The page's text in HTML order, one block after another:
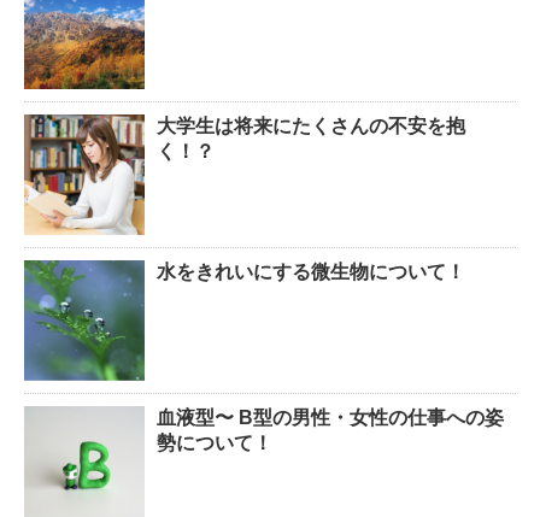
大学生は将来にたくさんの不安を抱
く！？
水をきれいにする微生物について！
血液型〜 B型の男性・女性の仕事への姿
勢について！